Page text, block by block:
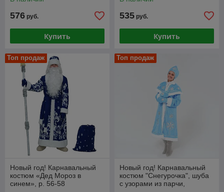
576 руб.
Купить
535 руб.
Купить
Топ продаж
Новый год! Карнавальный
костюм «Дед Мороз в
синем», р. 56-58
Топ продаж
Новый год! Карнавальный
костюм "Снегурочка", шуба
с узорами из парчи,